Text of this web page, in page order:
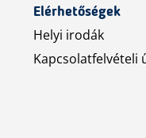
Elérhetőségek
Helyi irodák
Kapcsolatfelvételi